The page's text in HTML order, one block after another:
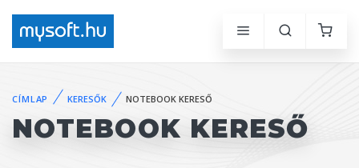
CÍMLAP KERESŐK NOTEBOOK KERESŐ
NOTEBOOK KERESŐ